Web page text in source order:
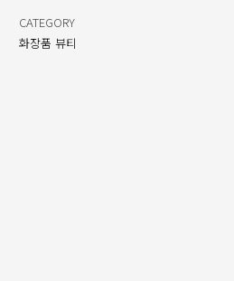
CATEGORY
화장품 뷰티